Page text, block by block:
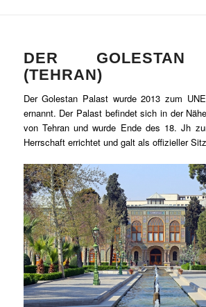
DER GOLESTAN
(TEHRAN)
Der Golestan Palast wurde 2013 zum
ernannt. Der Palast befindet sich in der
von Tehran und wurde Ende des 18. Jh
Herrschaft errichtet und galt als offizieller